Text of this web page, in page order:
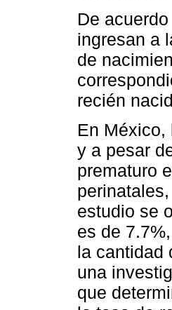
De
ingresan a
de
recién
En México,
y a pesar
prematuro
estudio se
es de
la cantidad
una
que